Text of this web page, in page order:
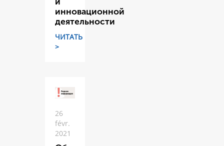
инновационной
деятельности
ЧИТАТЬ
>
26
févr.
2021